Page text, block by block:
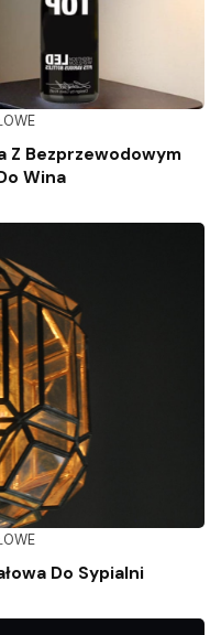
Z Bezprzewodowym
Wina
Do Sypialni